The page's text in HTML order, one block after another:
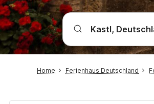
Home Ferienhaus Deutschland